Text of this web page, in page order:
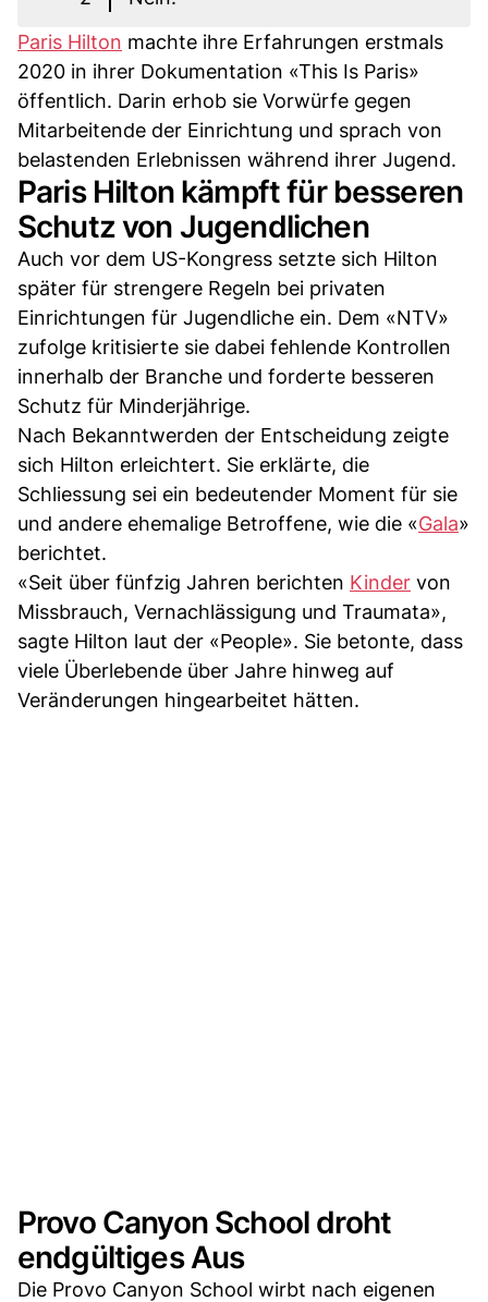
Paris Hilton machte ihre Erfahrungen erstmals
2020 in ihrer Dokumentation «This Is Paris»
öffentlich. Darin erhob sie Vorwürfe gegen
Mitarbeitende der Einrichtung und sprach von
belastenden Erlebnissen während ihrer Jugend.
Paris Hilton kämpft für besseren
Schutz von Jugendlichen
Auch vor dem US-Kongress setzte sich Hilton
später für strengere Regeln bei privaten
Einrichtungen für Jugendliche ein. Dem «NTV»
zufolge kritisierte sie dabei fehlende Kontrollen
innerhalb der Branche und forderte besseren
Schutz für Minderjährige.
Nach Bekanntwerden der Entscheidung zeigte
sich Hilton erleichtert. Sie erklärte, die
Schliessung sei ein bedeutender Moment für sie
und andere ehemalige Betroffene, wie die «Gala»
berichtet.
«Seit über fünfzig Jahren berichten Kinder von
Missbrauch, Vernachlässigung und Traumata»,
sagte Hilton laut der «People». Sie betonte, dass
viele Überlebende über Jahre hinweg auf
Veränderungen hingearbeitet hätten.
Provo Canyon School droht
endgültiges Aus
Die Provo Canyon School wirbt nach eigenen